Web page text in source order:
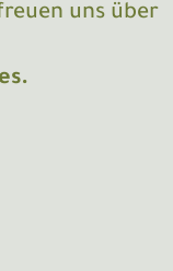
uns über